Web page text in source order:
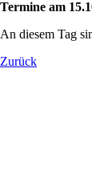
Termine am
An diesem Tag
Zurück